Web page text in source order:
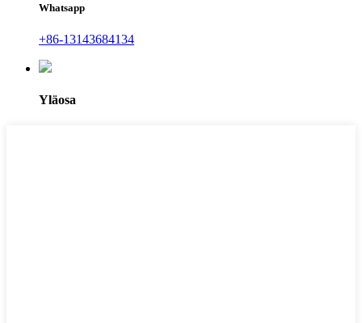
Whatsapp
+86-13143684134
Yläosa